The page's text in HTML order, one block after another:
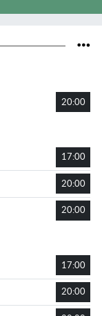
20:00
17:00
20:00
20:00
17:00
20:00